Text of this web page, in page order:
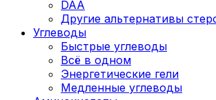
DAA
Другие альтернативы
Углеводы
Быстрые углеводы
Всё в одном
Энергетические гели
Медленные углеводы